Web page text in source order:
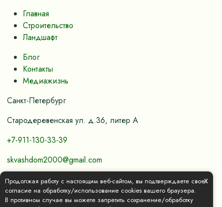
Главная
Строительство
Ландшафт
Блог
Контакты
Медиажизнь
Санкт-Петербург
Стародеревенская ул. д.36, литер А
+7-911-130-33-39
skvashdom2000@gmail.com
Политика конфиденциальности и обработки
персональных данных
Продолжая работу с настоящим веб-сайтом, вы подтверждаете свое
согласие на обработку/использование cookies вашего браузера.
В противном случае вы можете запретить сохранение/обработку
x